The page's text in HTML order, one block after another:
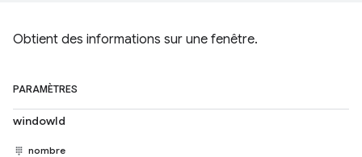
Obtient des informations sur une fenêtre.
PARAMÈTRES
windowId
nombre